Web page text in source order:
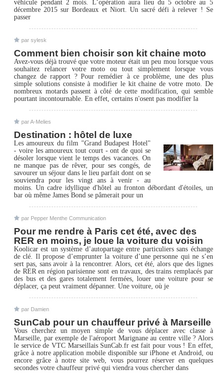
véhicule pendant 2 mois. L’opération aura lieu du 5 octobre au 5
décembre 2015 sur Bordeaux et Niort. Un sacré défi à relever ! Se
passer
par sylesk
Comment bien choisir son kit chaine moto
Avez-vous déjà trouvé que votre moteur était un peu mou lorsque vous
souhaitez relancer votre moto ou tout simplement lorsque vous
changez de rapport ? Pour remédier à ce problème, une des plus
simple solutions consiste à modifier le kit chaine de votre moto. De
nombreux motards passent à côté de cette modification, qui semble
pourtant incontournable. En effet, certains n'osent pas modifier la
par A-Melies
Destination : hôtel de luxe
Les amoureux du film "Grand Budapest Hotel"
- voire les amoureux tout court - ont de quoi se
désoler lorsque vient le temps des vacances. On
ne manque pas de rêver, pour ses congés, de
savourer un séjour dans le lieu parfait dont on se
souviendra pour les vingt ans à venir - au
moins. Un cadre idyllique d'hôtel au fronton débordant d'étoiles, un
bar où même James Bond se pâmerait pour un
par Pepper Menthe Communication
Pour me rendre à Paris cet été, avec des
RER en moins, je loue la voiture du voisin
Koolicar est un système d’autopartage entre particuliers sans échange
de clé. Il propose d’emprunter la voiture d’une personne qui ne s’en
sert pas, sans avoir à la rencontrer. Alors, cet été, alors que des lignes
de RER en région parisienne sont en travaux, des trains remplacés par
des bus et des gares totalement fermées, louer une voiture pour se
déplacer, ça peut vraiment dépanner. Une voiture, où je
par Damien
SunCab pour un chauffeur privé à Marseille
Vous cherchez un moyen simple de vous déplacer avec classe à
Marseille, par exemple de l'aéroport Marignane au centre ville ? Alors
le service de VTC Marseillais SunCab.fr est fait pour vous ! En effet,
grâce à notre application mobile disponible sur iPhone et Android, ou
encore grâce à notre site web, vous pourrez réserver en quelques
secondes votre chauffeur privé qui viendra vous chercher dans